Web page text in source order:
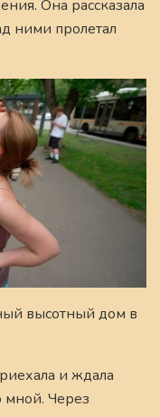
Она рассказала
ними пролетал
высотный дом в
и ждала
мной. Через